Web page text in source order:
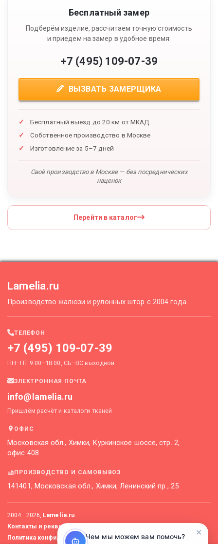
Бесплатный замер
Подберём изделие, рассчитаем точную стоимость
и приедем на замер в удобное время.
+7 (495) 109-07-39
ВЫЗВАТЬ ЗАМЕРЩИКА
Бесплатный выезд до 20 км от МКАД
Собственное производство в Москве
Изготовление за 5–7 дней
Своё производство в Москве — без посреднических
наценок
Перейти в каталог
Lamelia.ru
Производство жалюзи и рулонных штор с 2004 года
ТЕЛЕФОН
+7 (495) 109-07-39
ПН–ПТ 9:00–18:00, СБ–ВС выходной
ЭЛЕКТРОННАЯ ПОЧТА
info@lamelia.ru
Пришлём расчёт и каталоги тканей
ОФИС
Московская обл., Химки, Куркинское шоссе, стр. 2,
офис 408
ПРОИЗВОДСТВО И САМОВЫВОЗ
141401, Московская обл., Химки, Ленинский пр., 25
2004—2026, Lamelia.ru
Контакты и реквизиты
Политика конфиденциальности
✕
Чем мы можем вам помочь?